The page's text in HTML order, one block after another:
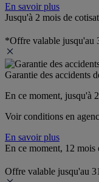
En savoir plus
Jusqu'à 2 mois de
*Offre valable jusqu'au
Garantie des accidents
En ce moment, jusqu'à
Voir conditions en
En savoir plus
En ce moment, 12 mois
Offre valable jusqu'au